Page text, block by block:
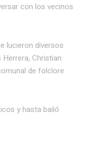
con los vecinos
lucieron diversos
Christian
de folclore
y hasta bailó